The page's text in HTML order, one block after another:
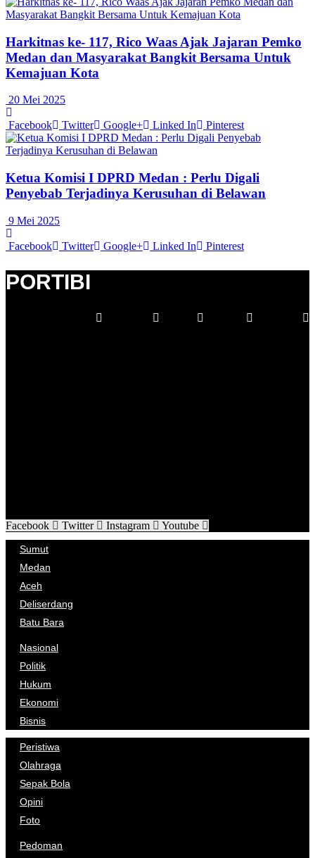
Harkitnas ke- 117, Rico Waas Ajak Jajaran Pemko
Medan dan Masyarakat Bangkit Bersama Untuk
Kemajuan Kota
20 Mei 2025
Facebook Twitter Google+ Linked In Pinterest
Ketua Komisi I DPRD Medan : Perlu Digali
Penyebab Terjadinya Kerusuhan di Belawan
9 Mei 2025
Facebook Twitter Google+ Linked In Pinterest
PORTIBI
Facebook Twitter Instagram Youtube
Sumut
Medan
Aceh
Deliserdang
Batu Bara
Nasional
Politik
Hukum
Ekonomi
Bisnis
Peristiwa
Olahraga
Sepak Bola
Opini
Foto
Pedoman